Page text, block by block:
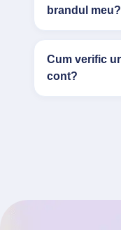
brandul meu?
Cum verific
cont?